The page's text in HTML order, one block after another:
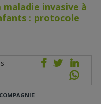
invasive à
: protocole